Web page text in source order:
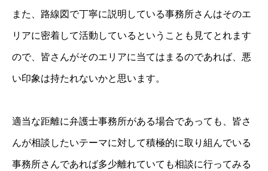
また、路線図で丁寧に説明している事務所さんはそのエ
リアに密着して活動しているということも見てとれます
ので、皆さんがそのエリアに当てはまるのであれば、悪
い印象は持たれないかと思います。
適当な距離に弁護士事務所がある場合であっても、皆さ
んが相談したいテーマに対して積極的に取り組んでいる
事務所さんであれば多少離れていても相談に行ってみる